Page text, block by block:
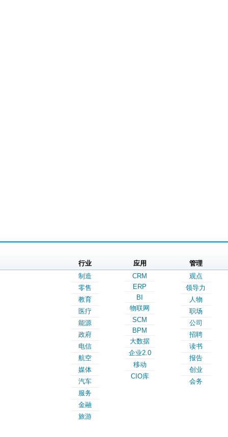
行业
制造
零售
教育
医疗
能源
政府
电信
航空
媒体
汽车
服务
金融
旅游
应用
CRM
ERP
BI
物联网
SCM
BPM
大数据
企业2.0
移动
CIO库
管理
观点
领导力
人物
职场
公司
招聘
读书
报告
创业
会务